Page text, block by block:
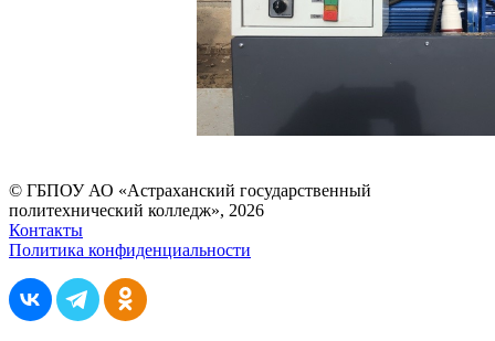
© ГБПОУ АО «Астраханский государственный
политехнический колледж», 2026
Контакты
Политика конфиденциальности